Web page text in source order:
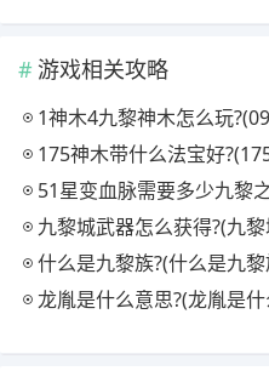
游戏相关攻略
1神木4九黎神木怎么玩?(09神木
175神木带什么法宝好?(175任
51星变血脉需要多少九黎之心?(51
九黎城武器怎么获得?(九
什么是九黎族?(什么是九
龙胤是什么意思?(龙胤是